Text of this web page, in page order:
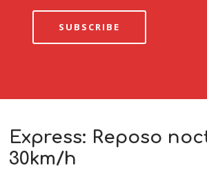
SUBSCRIBE
Express: Reposo
30km/h